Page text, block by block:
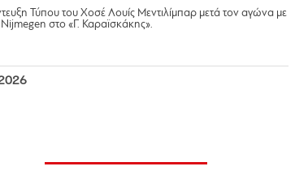
Τύπου του Χοσέ Λουίς Μεντιλίμπαρ μετά τον αγώνα με
στο «Γ. Καραϊσκάκης».